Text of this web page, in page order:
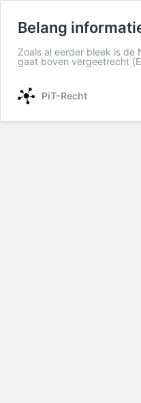
Belang
Zoals al eerder bleek is
gaat boven vergeetrecht
PiT-Recht